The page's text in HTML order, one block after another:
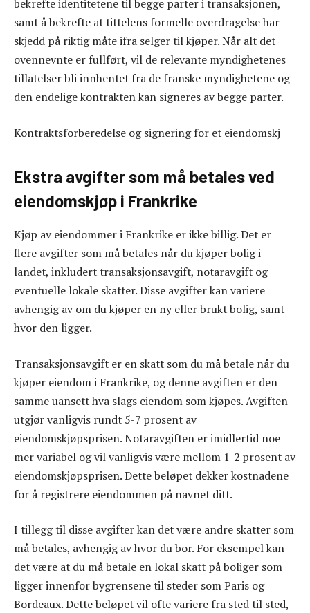
bekrefte identitetene til begge parter i transaksjonen,
samt å bekrefte at tittelens formelle overdragelse har
skjedd på riktig måte ifra selger til kjøper. Når alt det
ovennevnte er fullført, vil de relevante myndighetenes
tillatelser bli innhentet fra de franske myndighetene og
den endelige kontrakten kan signeres av begge parter.
Kontraktsforberedelse og signering for et eiendomskj
Ekstra avgifter som må betales ved
eiendomskjøp i Frankrike
Kjøp av eiendommer i Frankrike er ikke billig. Det er
flere avgifter som må betales når du kjøper bolig i
landet, inkludert transaksjonsavgift, notaravgift og
eventuelle lokale skatter. Disse avgifter kan variere
avhengig av om du kjøper en ny eller brukt bolig, samt
hvor den ligger.
Transaksjonsavgift er en skatt som du må betale når du
kjøper eiendom i Frankrike, og denne avgiften er den
samme uansett hva slags eiendom som kjøpes. Avgiften
utgjør vanligvis rundt 5-7 prosent av
eiendomskjøpsprisen. Notaravgiften er imidlertid noe
mer variabel og vil vanligvis være mellom 1-2 prosent av
eiendomskjøpsprisen. Dette beløpet dekker kostnadene
for å registrere eiendommen på navnet ditt.
I tillegg til disse avgifter kan det være andre skatter som
må betales, avhengig av hvor du bor. For eksempel kan
det være at du må betale en lokal skatt på boliger som
ligger innenfor bygrensene til steder som Paris og
Bordeaux. Dette beløpet vil ofte variere fra sted til sted,